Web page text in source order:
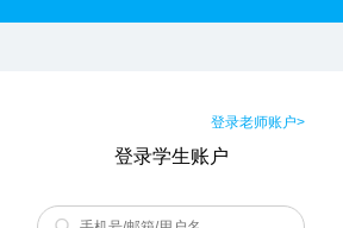
登录老师账户>
登录学生账户